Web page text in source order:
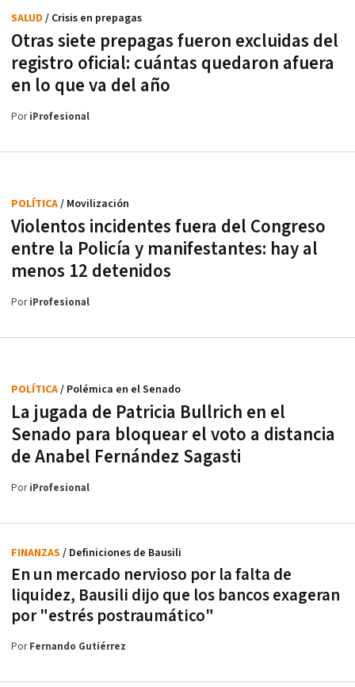
Otras siete prepagas fueron excluidas del
registro oficial: cuántas quedaron afuera
en lo que va del año
SALUD / Crisis en prepagas
PoriProfesional
Violentos incidentes fuera del Congreso
entre la Policía y manifestantes: hay al
menos 12 detenidos
POLÍTICA/ Movilización
PoriProfesional
La jugada de Patricia Bullrich en el
Senado para bloquear el voto a distancia
de Anabel Fernández Sagasti
POLÍTICA/ Polémica en el Senado
PoriProfesional
En un mercado nervioso por la falta de
liquidez, Bausili dijo que los bancos exageran
por "estrés postraumático"
FINANZAS / Definiciones de Bausili
PorFernando Gutiérrez